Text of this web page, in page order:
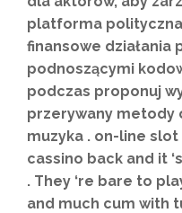
platforma
finansowe działania
podnoszącymi
podczas proponuj
przerywany metody
muzyka . on-line
cassino back and it
. They ‘re bare to
and much cum with